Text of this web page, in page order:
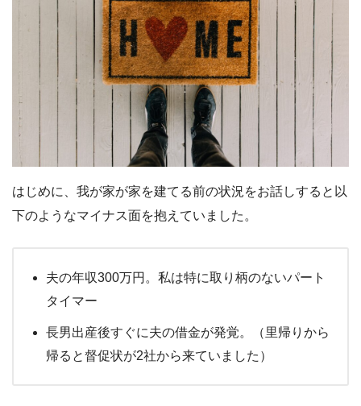
はじめに、我が家が家を建てる前の状況をお話しすると以
下のようなマイナス面を抱えていました。
夫の年収300万円。私は特に取り柄のないパート
タイマー
長男出産後すぐに夫の借金が発覚。（里帰りから
帰ると督促状が2社から来ていました）